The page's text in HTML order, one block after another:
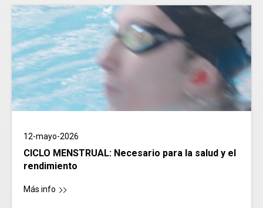
12-mayo-2026
CICLO MENSTRUAL: Necesario para la salud y el
rendimiento
Más info